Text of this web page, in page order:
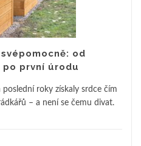
od
po první úrodu
poslední roky získaly srdce čím
– a není se čemu divat.